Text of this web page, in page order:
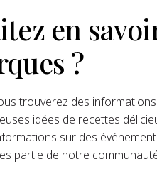
en
?
trouverez des
idées de recettes
sur des
partie de notre